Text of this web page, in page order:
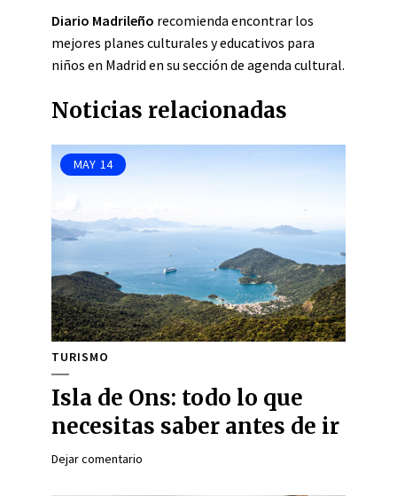
Diario Madrileño recomienda encontrar los
mejores planes culturales y educativos para
niños en Madrid en su sección de agenda cultural.
Noticias relacionadas
MAY 14
TURISMO
Isla de Ons: todo lo que
necesitas saber antes de ir
Dejar comentario